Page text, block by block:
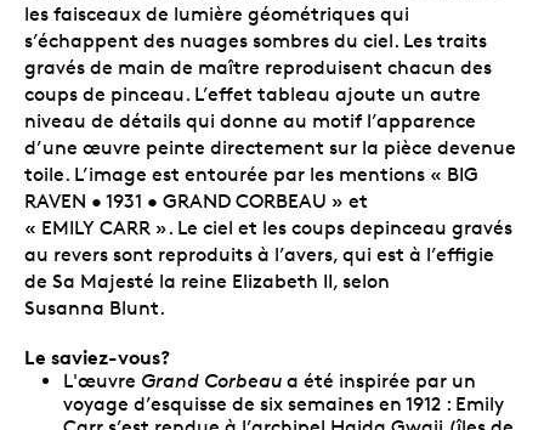
les faisceaux de lumière géométriques qui
s’échappent des nuages sombres du ciel. Les traits
gravés de main de maître reproduisent chacun des
coups de pinceau. L’effet tableau ajoute un autre
niveau de détails qui donne au motif l’apparence
d’une œuvre peinte directement sur la pièce devenue
toile. L’image est entourée par les mentions « BIG
RAVEN • 1931 • GRAND CORBEAU » et
« EMILY CARR ». Le ciel et les coups depinceau gravés
au revers sont reproduits à l’avers, qui est à l’effigie
de Sa Majesté la reine Elizabeth II, selon
Susanna Blunt.
Le saviez-vous?
L'œuvre Grand Corbeau a été inspirée par un
voyage d’esquisse de six semaines en 1912 : Emily